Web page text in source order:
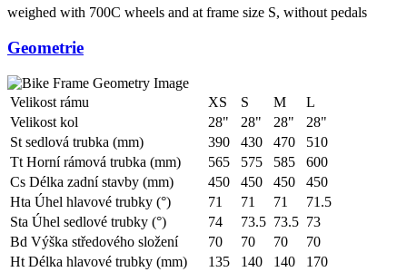
weighed with 700C wheels and at frame size S, without pedals
Geometrie
Velikost rámu XS S M
L
Velikost kol
28" 28" 28"
28"
St sedlová trubka (mm)
390 430 470
510
Tt Horní rámová trubka (mm)
565 575 585
600
Cs Délka zadní stavby (mm)
450 450 450
450
Hta Úhel hlavové trubky (°)
71 71 71
71.5
Sta Úhel sedlové trubky (°)
74 73.5 73.5 73
Bd Výška středového složení
70 70 70
70
Ht Délka hlavové trubky (mm)
135 140 140
170